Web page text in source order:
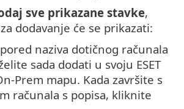
sve prikazane stavke,
dodavanje će se prikazati:
pored naziva dotičnog računala
sada dodati u svoju ESET
Prem mapu. Kada završite s
računala s popisa, kliknite